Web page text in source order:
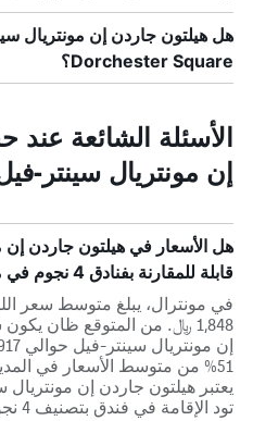
هل هيلتون جاردن إن مونتريال
Dorchester Square؟
الأسئلة الشائعة
إن مونتريال سينتر-
هل الأسعار في هيلتون جاردن إن
قابلة للمقارنة بفنادق 4 نجوم في مونترال؟
1,848 ﷼. من المتوقع ظان
يعتبر هيلتون جاردن إن
تود الإقامة في فندق بتصنيف 4 نجوم في مونترال.